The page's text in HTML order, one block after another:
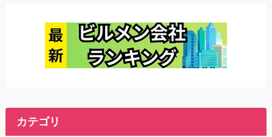
カテゴリ